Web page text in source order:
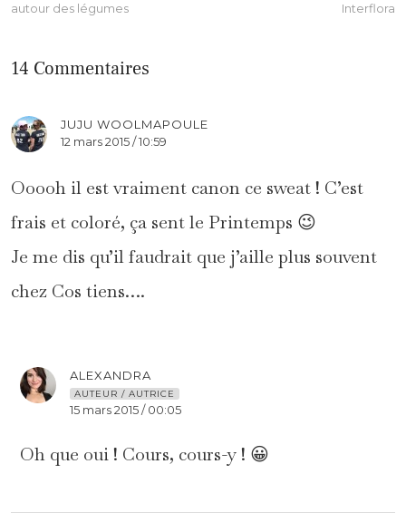
autour des légumes
Interflora
14 Commentaires
JUJU WOOLMAPOULE
12 mars 2015 / 10:59
Ooooh il est vraiment canon ce sweat ! C’est
frais et coloré, ça sent le Printemps 😉
Je me dis qu’il faudrait que j’aille plus souvent
chez Cos tiens….
ALEXANDRA
AUTEUR / AUTRICE
15 mars 2015 / 00:05
Oh que oui ! Cours, cours-y ! 😀